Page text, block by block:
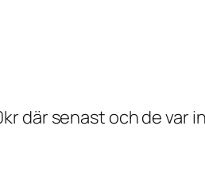
där senast och de var